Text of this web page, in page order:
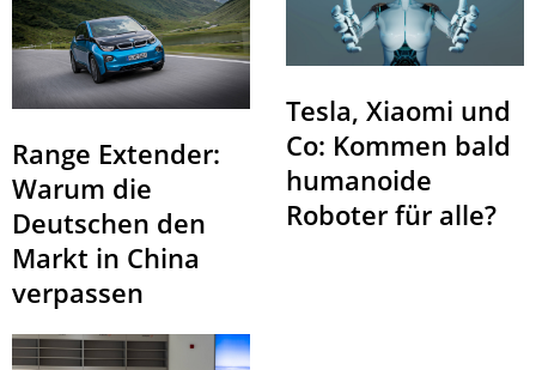
Range Extender:
Warum die
Deutschen den
Markt in China
verpassen
Tesla, Xiaomi und
Co: Kommen bald
humanoide
Roboter für alle?